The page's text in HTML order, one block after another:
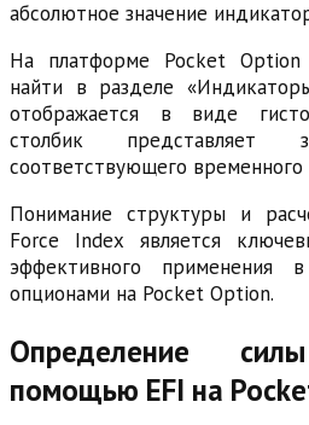
абсолютное значение
На платформе Pocket
найти в разделе
отображается в виде
столбик
соответствующего временного
Понимание структуры и
Force Index является
эффективного применения
опционами на Pocket Option.
Определение
помощью EFI на